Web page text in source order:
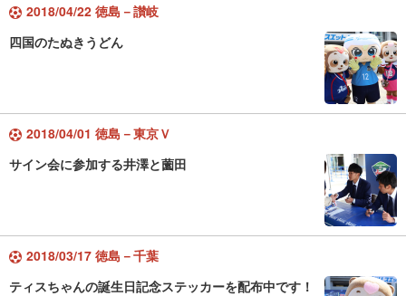
2018/04/22 徳島－讃岐
四国のたぬきうどん
2018/04/01 徳島－東京Ｖ
サイン会に参加する井澤と薗田
2018/03/17 徳島－千葉
ティスちゃんの誕生日記念ステッカーを配布中です！